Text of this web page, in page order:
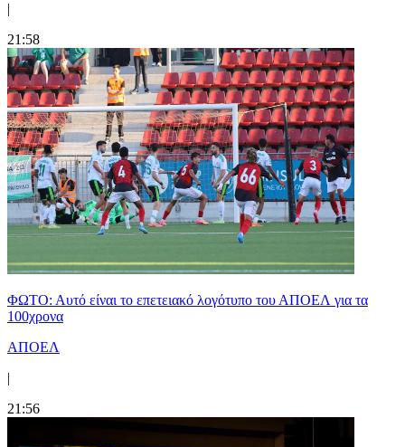
|
21:58
ΦΩΤΟ: Αυτό είναι το επετειακό λογότυπο του ΑΠΟΕΛ για τα
100χρονα
ΑΠΟΕΛ
|
21:56